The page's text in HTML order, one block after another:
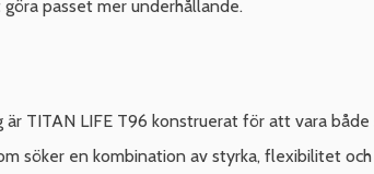
passet mer underhållande.
TITAN LIFE T96 konstruerat för att vara
söker en kombination av styrka, flexibilitet